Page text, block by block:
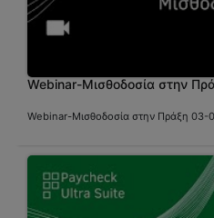
Webinar-Μισθοδοσία στην
Webinar-Μισθοδοσία στην Πράξη